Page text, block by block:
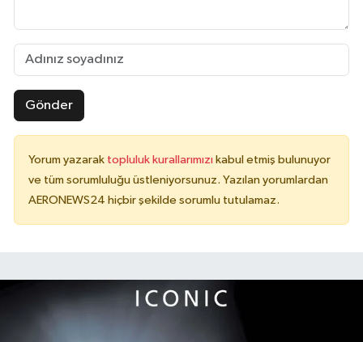
Gönder
Yorum yazarak topluluk kurallarımızı kabul etmiş bulunuyor
ve tüm sorumluluğu üstleniyorsunuz. Yazılan yorumlardan
AERONEWS24 hiçbir şekilde sorumlu tutulamaz.